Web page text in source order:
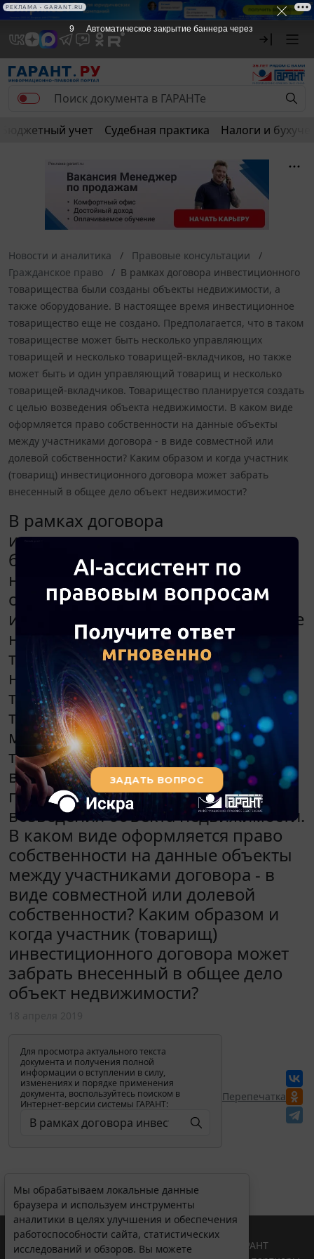
Бюджетный учет Судебная практика Налоги и
Новости и аналитика
Правовые консультации
Гражданское право
В рамках договора инвестиционного
товарищества были созданы объекты недвижимости, а
также оборудование. В настоящее время инвестиционное
товарищество еще не создано. Предполагается, что в таком
товариществе может быть несколько управляющих
товарищей и несколько товарищей-вкладчиков, но также
может быть и один управляющий товарищ и несколько
товарищей-вкладчиков. Товарищество планируется создать
с целью возведения объекта недвижимости. В каком виде
оформляется право собственности на данные объекты
между участниками договора - в виде совместной или
долевой собственности? Каким образом и когда участник
(товарищ) инвестиционного договора может забрать
внесенный в общее дело объект недвижимости?
В рамках договора
инвестиционного товарищества
были созданы объекты
недвижимости, а также
оборудование. В настоящее время
инвестиционное товарищество еще
не создано. Предполагается, что в
таком товариществе может быть
несколько управляющих
товарищей и несколько
товарищей-вкладчиков, но также
может быть и один управляющий
товарищ и несколько товарищей-
вкладчиков. Товарищество
планируется создать с целью
возведения объекта недвижимости.
В каком виде оформляется право
собственности на данные объекты
между участниками договора - в
виде совместной или долевой
собственности? Каким образом и
когда участник (товарищ)
инвестиционного договора может
забрать внесенный в общее дело
объект недвижимости?
Для просмотра актуального текста
документа и получения полной
информации о вступлении в силу,
изменениях и порядке применения
документа, воспользуйтесь поиском в
Интернет-версии системы ГАРАНТ:
Перепечатка
Мы обрабатываем локальные данные
браузера и используем инструменты
аналитики в целях улучшения и обеспечения
работоспособности сайта, статистических
исследований и обзоров. Вы можете
© ООО "НПП "ГАРАНТ-СЕРВИС", 2026. Система ГАРАНТ
9 Автоматическое закрытие баннера через
РЕКЛАМА • GARANT.RU